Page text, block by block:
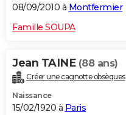
08/09/2010 à Montfermier
Famille SOUPA
Jean TAINE (88 ans)
Créer une cagnotte obsèques
Naissance
15/02/1920 à Paris